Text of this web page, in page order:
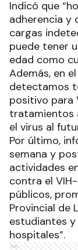
Indicó que
adherencia y
cargas
puede tener
edad como
Además, en
detectamos
positivo para
tratamientos
el virus al
Por último,
semana y
actividades
contra el
públicos,
Provincial de
estudiantes
hospitales”.
Ads